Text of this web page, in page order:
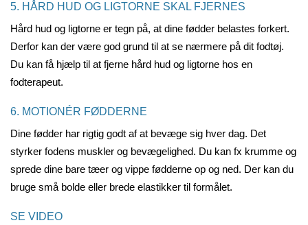
5. HÅRD HUD OG LIGTORNE SKAL FJERNES
Hård hud og ligtorne er tegn på, at dine fødder belastes forkert.
Derfor kan der være god grund til at se nærmere på dit fodtøj.
Du kan få hjælp til at fjerne hård hud og ligtorne hos en
fodterapeut.
6. MOTIONÉR FØDDERNE
Dine fødder har rigtig godt af at bevæge sig hver dag. Det
styrker fodens muskler og bevægelighed. Du kan fx krumme og
sprede dine bare tæer og vippe fødderne op og ned. Der kan du
bruge små bolde eller brede elastikker til formålet.
SE VIDEO